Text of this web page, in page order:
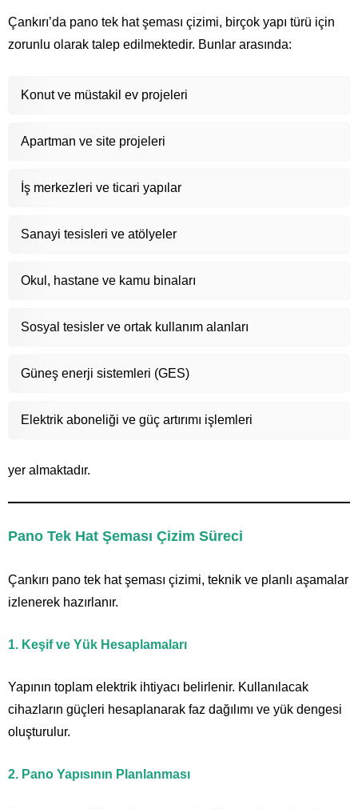
Çankırı’da pano tek hat şeması çizimi, birçok yapı türü için
zorunlu olarak talep edilmektedir. Bunlar arasında:
Konut ve müstakil ev projeleri
Apartman ve site projeleri
İş merkezleri ve ticari yapılar
Sanayi tesisleri ve atölyeler
Okul, hastane ve kamu binaları
Sosyal tesisler ve ortak kullanım alanları
Güneş enerji sistemleri (GES)
Elektrik aboneliği ve güç artırımı işlemleri
yer almaktadır.
Pano Tek Hat Şeması Çizim Süreci
Çankırı pano tek hat şeması çizimi, teknik ve planlı aşamalar
izlenerek hazırlanır.
1. Keşif ve Yük Hesaplamaları
Yapının toplam elektrik ihtiyacı belirlenir. Kullanılacak
cihazların güçleri hesaplanarak faz dağılımı ve yük dengesi
oluşturulur.
2. Pano Yapısının Planlanması